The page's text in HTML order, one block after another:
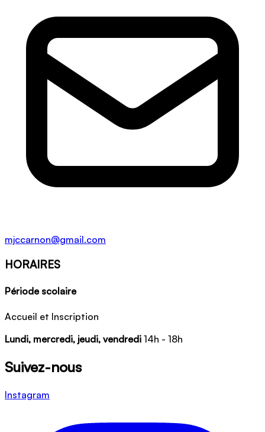
mjccarnon@gmail.com
HORAIRES
Période scolaire
Accueil et Inscription
Lundi, mercredi, jeudi, vendredi 14h - 18h
Suivez-nous
Instagram